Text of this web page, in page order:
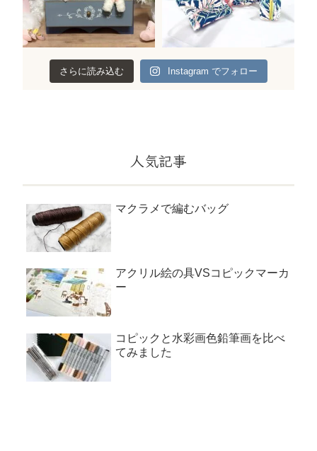
さらに読み込む Instagram でフォロー
人気記事
マクラメで編むバッグ
アクリル絵の具VSコピックマーカ
ー
コピックと水彩画色鉛筆画を比べ
てみました